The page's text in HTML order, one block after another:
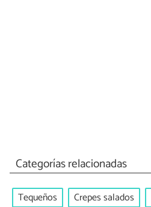
Categorías relacionadas
Tequeños Crepes salados